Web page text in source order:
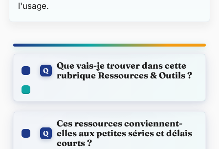
l'usage.
FAQ
Q
Que vais-je trouver dans cette
rubrique Ressources & Outils ?
Q
Ces ressources conviennent-
elles aux petites séries et délais
courts ?